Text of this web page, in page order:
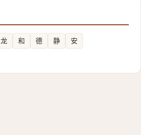
龙 和 德 静 安